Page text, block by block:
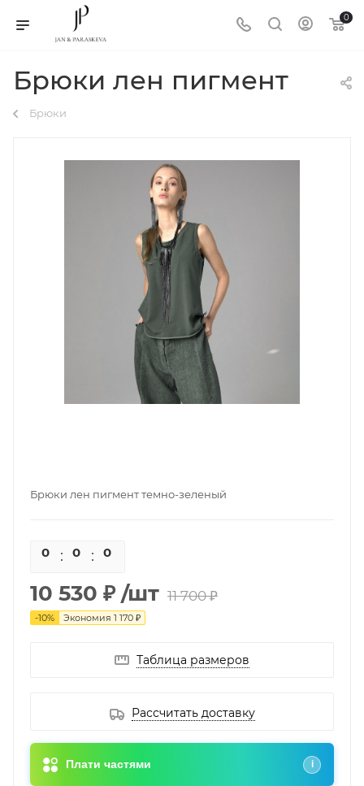
0
Брюки лен пигмент
Брюки
Брюки лен пигмент темно-зеленый
0 0 0
10 530 ₽ /шт 11 700 ₽
-10% Экономия 1 170 ₽
Таблица размеров
Рассчитать доставку
Плати частями i